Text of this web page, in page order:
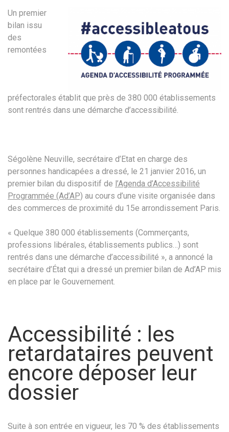
Un premier
bilan issu
des
remontées
préfectorales établit que près de 380 000 établissements
sont rentrés dans une démarche d’accessibilité.
Ségolène Neuville, secrétaire d’Etat en charge des
personnes handicapées a dressé, le 21 janvier 2016, un
premier bilan du dispositif de l’Agenda d’Accessibilité
Programmée (Ad’AP) au cours d’une visite organisée dans
des commerces de proximité du 15e arrondissement Paris.
« Quelque 380 000 établissements (Commerçants,
professions libérales, établissements publics…) sont
rentrés dans une démarche d’accessibilité », a annoncé la
secrétaire d’État qui a dressé un premier bilan de Ad’AP mis
en place par le Gouvernement.
Accessibilité : les
retardataires peuvent
encore déposer leur
dossier
Suite à son entrée en vigueur, les 70 % des établissements